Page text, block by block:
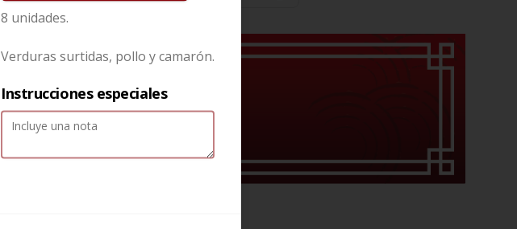
8 unidades.
Verduras surtidas, pollo y camarón.
Instrucciones especiales